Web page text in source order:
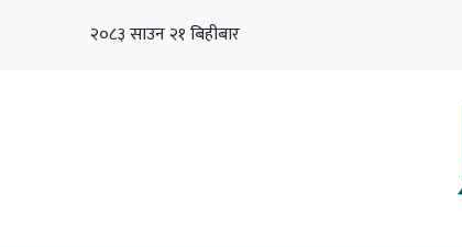
२०८३ साउन २१ बिहीबार